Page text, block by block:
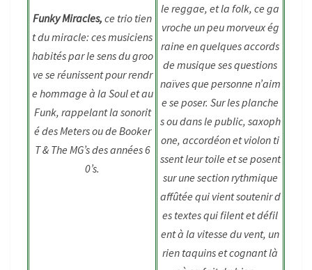
Funky Miracles, ce trio tien
t du miracle: ces musiciens
habités par le sens du groo
ve se réunissent pour rendr
e hommage à la Soul et au
Funk, rappelant la sonorit
é des Meters ou de Booker
T & The MG’s des années 6
0’s.
le reggae, et la folk, ce ga
vroche un peu morveux ég
raine en quelques accords
de musique ses questions
naïves que personne n’aim
e se poser. Sur les planche
s ou dans le public, saxoph
one, accordéon et violon ti
ssent leur toile et se posent
sur une section rythmique
affûtée qui vient soutenir d
es textes qui filent et défil
ent à la vitesse du vent, un
rien taquins et cognant là